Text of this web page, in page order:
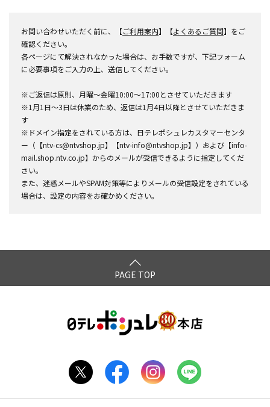
お問い合わせいただく前に、【ご利用案内】【よくあるご質問】をご
確認ください。
各ページにて解決されなかった場合は、お手数ですが、下記フォーム
に必要事項をご入力の上、送信してください。
※ご返信は原則、月曜～金曜10:00～17:00とさせていただきます
※1月1日～3日は休業のため、返信は1月4日以降とさせていただきま
す
※ドメイン指定をされている方は、日テレポシュレカスタマーセンタ
ー（【ntv-cs@ntvshop.jp】【ntv-info@ntvshop.jp】）および【info-
mail.shop.ntv.co.jp】からのメールが受信できるように指定してくだ
さい。
また、迷惑メールやSPAM対策等によりメールの受信設定をされている
場合は、設定の内容をお確かめください。
PAGE TOP